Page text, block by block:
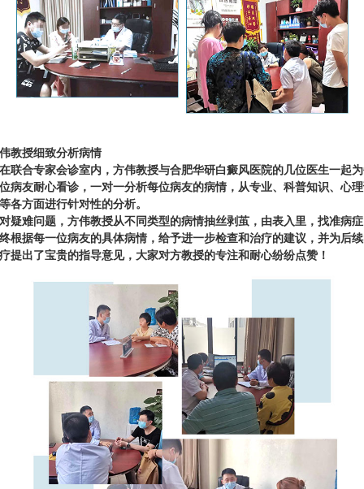
教授细致分析病情
联合专家会诊室内，方伟教授与合肥华研白癜风医院的几位医生一起
病友耐心看诊，一对一分析每位病友的病情，从专业、科普知识、心
各方面进行针对性的分析。
疑难问题，方伟教授从不同类型的病情抽丝剥茧，由表入里，找准病
根据每一位病友的具体病情，给予进一步检查和治疗的建议，并为后
提出了宝贵的指导意见，大家对方教授的专注和耐心纷纷点赞！